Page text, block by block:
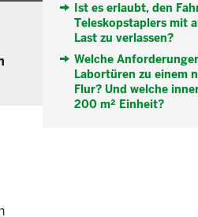
Ist es erlaubt, den
Teleskopstaplers mit
Last zu verlassen?
Welche
Labortüren zu einem
Flur? Und welche
200 m² Einheit?